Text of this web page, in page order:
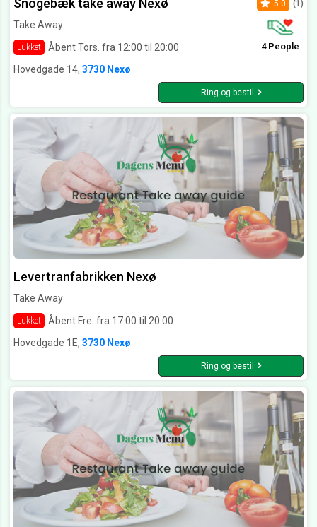
Snogebæk take away Nexø
Take Away
Lukket Åbent Tors. fra 12:00 til 20:00
5.0 (1)
4 People
Hovedgade 14, 3730 Nexø
Ring og bestil
Levertranfabrikken Nexø
Take Away
Lukket
Åbent Fre. fra 17:00 til 20:00
Hovedgade 1E, 3730 Nexø
Ring og bestil